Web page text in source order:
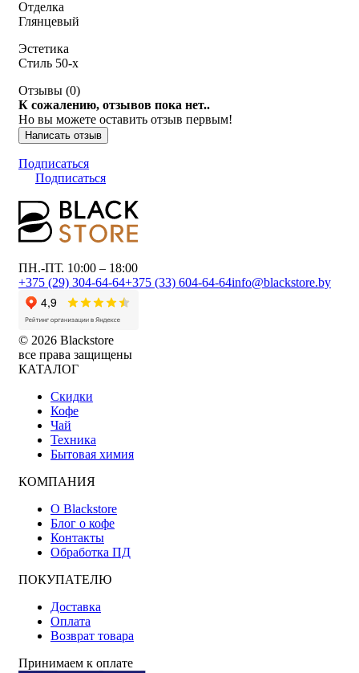
Отделка
Глянцевый
Эстетика
Стиль 50-х
Отзывы (0)
К сожалению, отзывов пока нет..
Но вы можете оставить отзыв первым!
Написать отзыв
Подписаться
Подписаться
ПН.-ПТ. 10:00 – 18:00
+375 (29) 304-64-64+375 (33) 604-64-64info@blackstore.by
© 2026 Blackstore
все права защищены
КАТАЛОГ
Скидки
Кофе
Чай
Техника
Бытовая химия
КОМПАНИЯ
О Blackstore
Блог о кофе
Контакты
Обработка ПД
ПОКУПАТЕЛЮ
Доставка
Оплата
Возврат товара
Принимаем к оплате